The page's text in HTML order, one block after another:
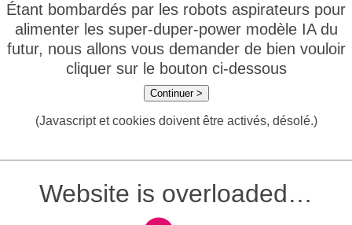
Étant bombardés par les robots aspirateurs pour
alimenter les super-duper-power modèle IA du
futur, nous allons vous demander de bien vouloir
cliquer sur le bouton ci-dessous
Continuer >
(Javascript et cookies doivent être activés, désolé.)
Website is overloaded…